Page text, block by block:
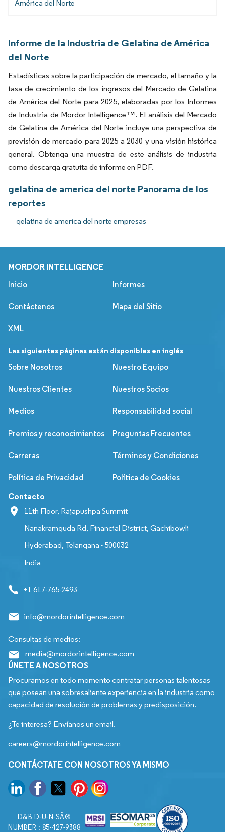
América del Norte
Informe de la Industria de Gelatina de América
del Norte
Estadísticas sobre la participación de mercado, el tamaño y la
tasa de crecimiento de los ingresos del Mercado de Gelatina
de América del Norte para 2025, elaboradas por los Informes
de Industria de Mordor Intelligence™. El análisis del Mercado
de Gelatina de América del Norte incluye una perspectiva de
previsión de mercado para 2025 a 2030 y una visión histórica
general. Obtenga una muestra de este análisis de industria
como descarga gratuita de informe en PDF.
gelatina de america del norte Panorama de los
reportes
gelatina de america del norte empresas
MORDOR INTELLIGENCE
Inicio Informes
Contáctenos Mapa del Sitio
XML
Las siguientes páginas están disponibles en inglés
Sobre Nosotros
Nuestro Equipo
Nuestros Clientes Nuestros Socios
Medios Responsabilidad social
Premios y reconocimientos Preguntas Frecuentes
Carreras Términos y Condiciones
Política de Privacidad Política de Cookies
Contacto
11th Floor, Rajapushpa Summit
Nanakramguda Rd, Financial District, Gachibowli
Hyderabad, Telangana - 500032
India
+1 617-765-2493
info@mordorintelligence.com
Consultas de medios:
media@mordorintelligence.com
ÚNETE A NOSOTROS
Procuramos en todo momento contratar personas talentosas
que posean una sobresaliente experiencia en la industria como
capacidad de resolución de problemas y predisposición.
¿Te interesa? Envíanos un email.
careers@mordorintelligence.com
CONTÁCTATE CON NOSOTROS YA MISMO
D&B D-U-N-SÂ®
NUMBER : 85-427-9388